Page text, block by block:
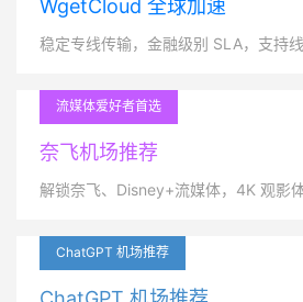
WgetCloud 全球加速
稳定专线传输，金融级别 SLA，支持线
流媒体爱好者首选
奈飞机场推荐
解锁奈飞、Disney+流媒体，4K 观影体
ChatGPT 机场推荐